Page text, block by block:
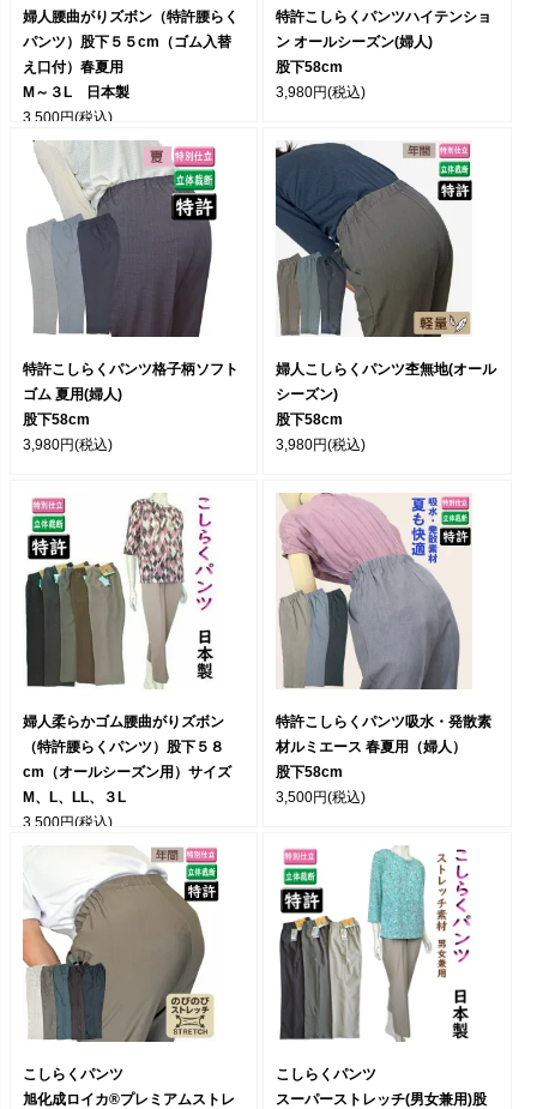
婦人腰曲がりズボン（特許腰らく
パンツ）股下５５cm（ゴム入替
え口付）春夏用
M～３L 日本製
3,500円(税込)
特許こしらくパンツハイテンショ
ン オールシーズン(婦人)
股下58cm
3,980円(税込)
特許こしらくパンツ格子柄ソフト
ゴム 夏用(婦人)
股下58cm
3,980円(税込)
婦人こしらくパンツ杢無地(オール
シーズン)
股下58cm
3,980円(税込)
婦人柔らかゴム腰曲がりズボン
（特許腰らくパンツ）股下５８
cm（オールシーズン用）サイズ
M、L、LL、３L
3,500円(税込)
特許こしらくパンツ吸水・発散素
材ルミエース 春夏用（婦人）
股下58cm
3,500円(税込)
こしらくパンツ
旭化成ロイカ®プレミアムストレ
こしらくパンツ
スーパーストレッチ(男女兼用)股